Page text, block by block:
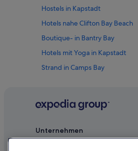
Hostels in Kapstadt
Hotels nahe Clifton Bay Beach
Boutique- in Bantry Bay
Hotels mit Yoga in Kapstadt
Strand in Camps Bay
Hotels mit Restaurant in Bakoven
Hotels mit Aussicht in Camps Bay
Hotels mit Pool in Camps Bay
Unternehmen